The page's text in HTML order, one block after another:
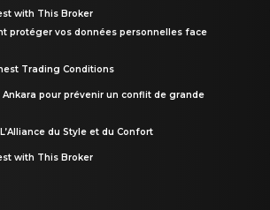
with This Broker
protéger vos données personnelles face
Trading Conditions
pour prévenir un conflit de grande
du Style et du Confort
with This Broker